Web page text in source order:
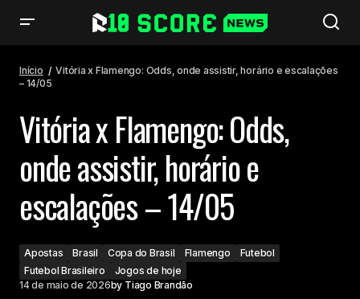
Início
Vitória x Flamengo: Odds, onde assistir, horário e escalações
– 14/05
Vitória x Flamengo: Odds,
onde assistir, horário e
escalações – 14/05
Apostas Brasil Copa do Brasil Flamengo
Futebol
Futebol Brasileiro
Jogos de hoje
14 de maio de 2026by Tiago Brandão